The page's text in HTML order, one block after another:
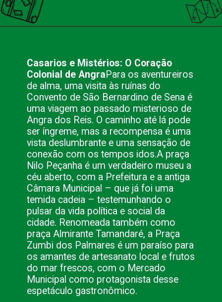
Casarios e Mistérios: O Coração
Colonial de AngraPara os aventureiros
de alma, uma visita às ruínas do
Convento de São Bernardino de Sena é
uma viagem ao passado misterioso de
Angra dos Reis. O caminho até lá pode
ser íngreme, mas a recompensa é uma
vista deslumbrante e uma sensação de
conexão com os tempos idos.A praça
Nilo Peçanha é um verdadeiro museu a
céu aberto, com a Prefeitura e a antiga
Câmara Municipal – que já foi uma
temida cadeia – testemunhando o
pulsar da vida política e social da
cidade. Renomeada também como
praça Almirante Tamandaré, a Praça
Zumbi dos Palmares é um paraíso para
os amantes de artesanato local e frutos
do mar frescos, com o Mercado
Municipal como protagonista desse
espetáculo gastronômico.